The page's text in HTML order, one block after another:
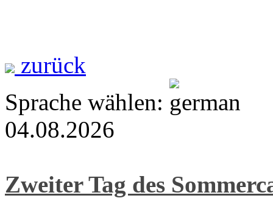
zurück
Sprache wählen:
04.08.2026
Zweiter Tag des